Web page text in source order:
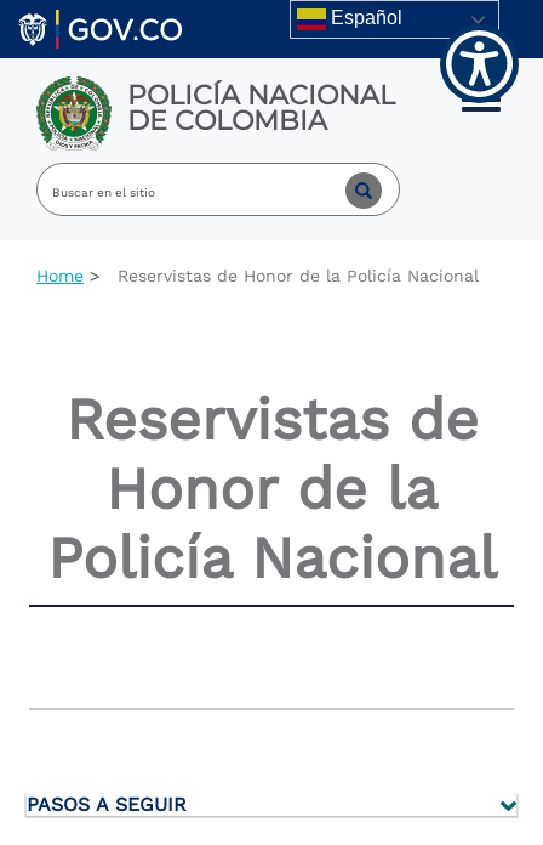
Skip to main content Español
POLICÍA NACIONAL
DE COLOMBIA Toggle
Home Reservistas de Honor de la Policía Nacional
Reservistas de
Honor de la
Policía Nacional
PASOS A SEGUIR